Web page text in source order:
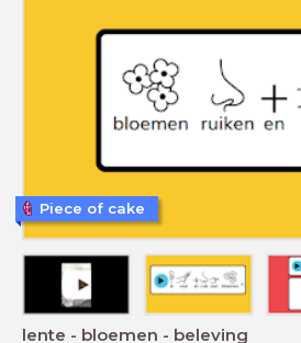
lente - bloemen - beleving
Piece of cake